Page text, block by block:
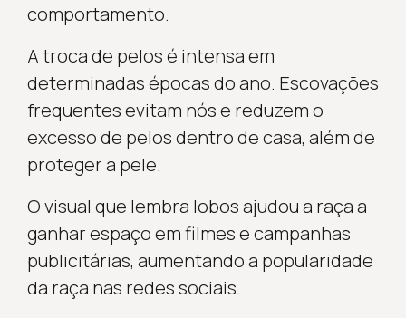
comportamento.
A troca de pelos é intensa em
determinadas épocas do ano. Escovações
frequentes evitam nós e reduzem o
excesso de pelos dentro de casa, além de
proteger a pele.
O visual que lembra lobos ajudou a raça a
ganhar espaço em filmes e campanhas
publicitárias, aumentando a popularidade
da raça nas redes sociais.